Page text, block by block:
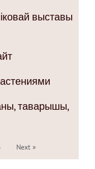
выставы
таварышы,
Next »